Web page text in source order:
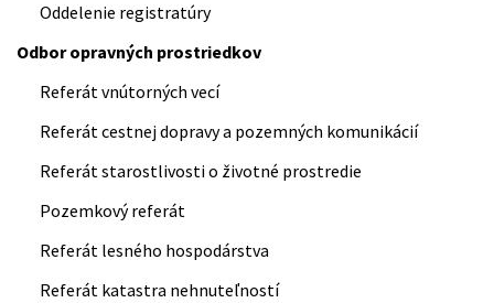
Oddelenie registratúry
Odbor opravných prostriedkov
Referát vnútorných vecí
Referát cestnej dopravy a pozemných komunikácií
Referát starostlivosti o životné prostredie
Pozemkový referát
Referát lesného hospodárstva
Referát katastra nehnuteľností